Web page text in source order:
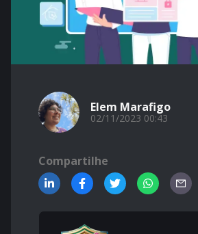
Elem Marafigo
02/11/2023 00:43
Compartilhe